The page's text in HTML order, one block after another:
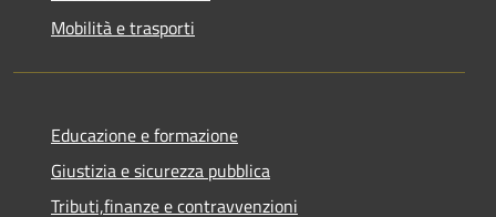
Mobilità e trasporti
Educazione e formazione
Giustizia e sicurezza pubblica
Tributi,finanze e contravvenzioni